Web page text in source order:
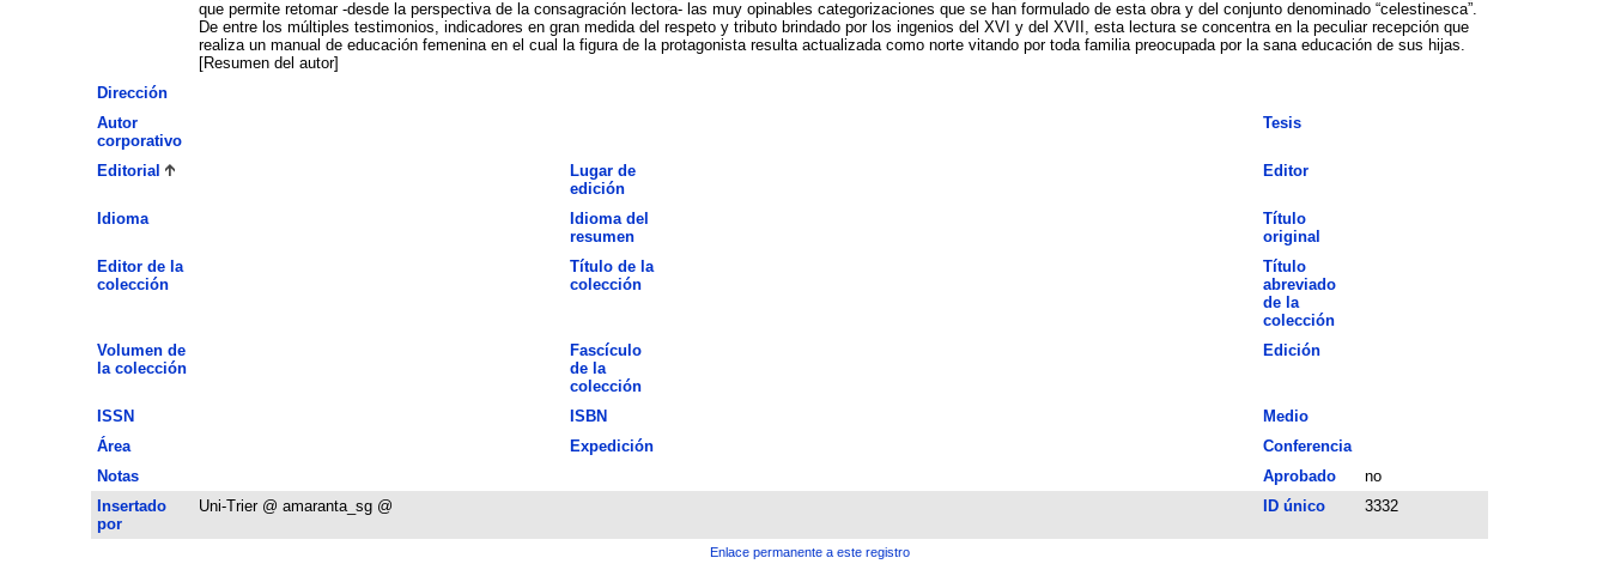
que permite retomar -desde la perspectiva de la consagración lectora- las muy opinables categorizaciones que se han formulado de esta obra y del conjunto denominado “celestinesca”.
De entre los múltiples testimonios, indicadores en gran medida del respeto y tributo brindado por los ingenios del XVI y del XVII, esta lectura se concentra en la peculiar recepción que
realiza un manual de educación femenina en el cual la figura de la protagonista resulta actualizada como norte vitando por toda familia preocupada por la sana educación de sus hijas.
[Resumen del autor]
Dirección
Autor
corporativo
Tesis
Editorial
Lugar de
edición
Editor
Idioma
Idioma del
resumen
Título
original
Editor de la
colección
Título de la
colección
Título
abreviado
de la
colección
Volumen de
la colección
Fascículo
de la
colección
Edición
ISSN ISBN
Medio
Área
Expedición
Conferencia
Notas
Aprobado
no
Insertado
por
Uni-Trier @ amaranta_sg @ ID único 3332
Enlace permanente a este registro